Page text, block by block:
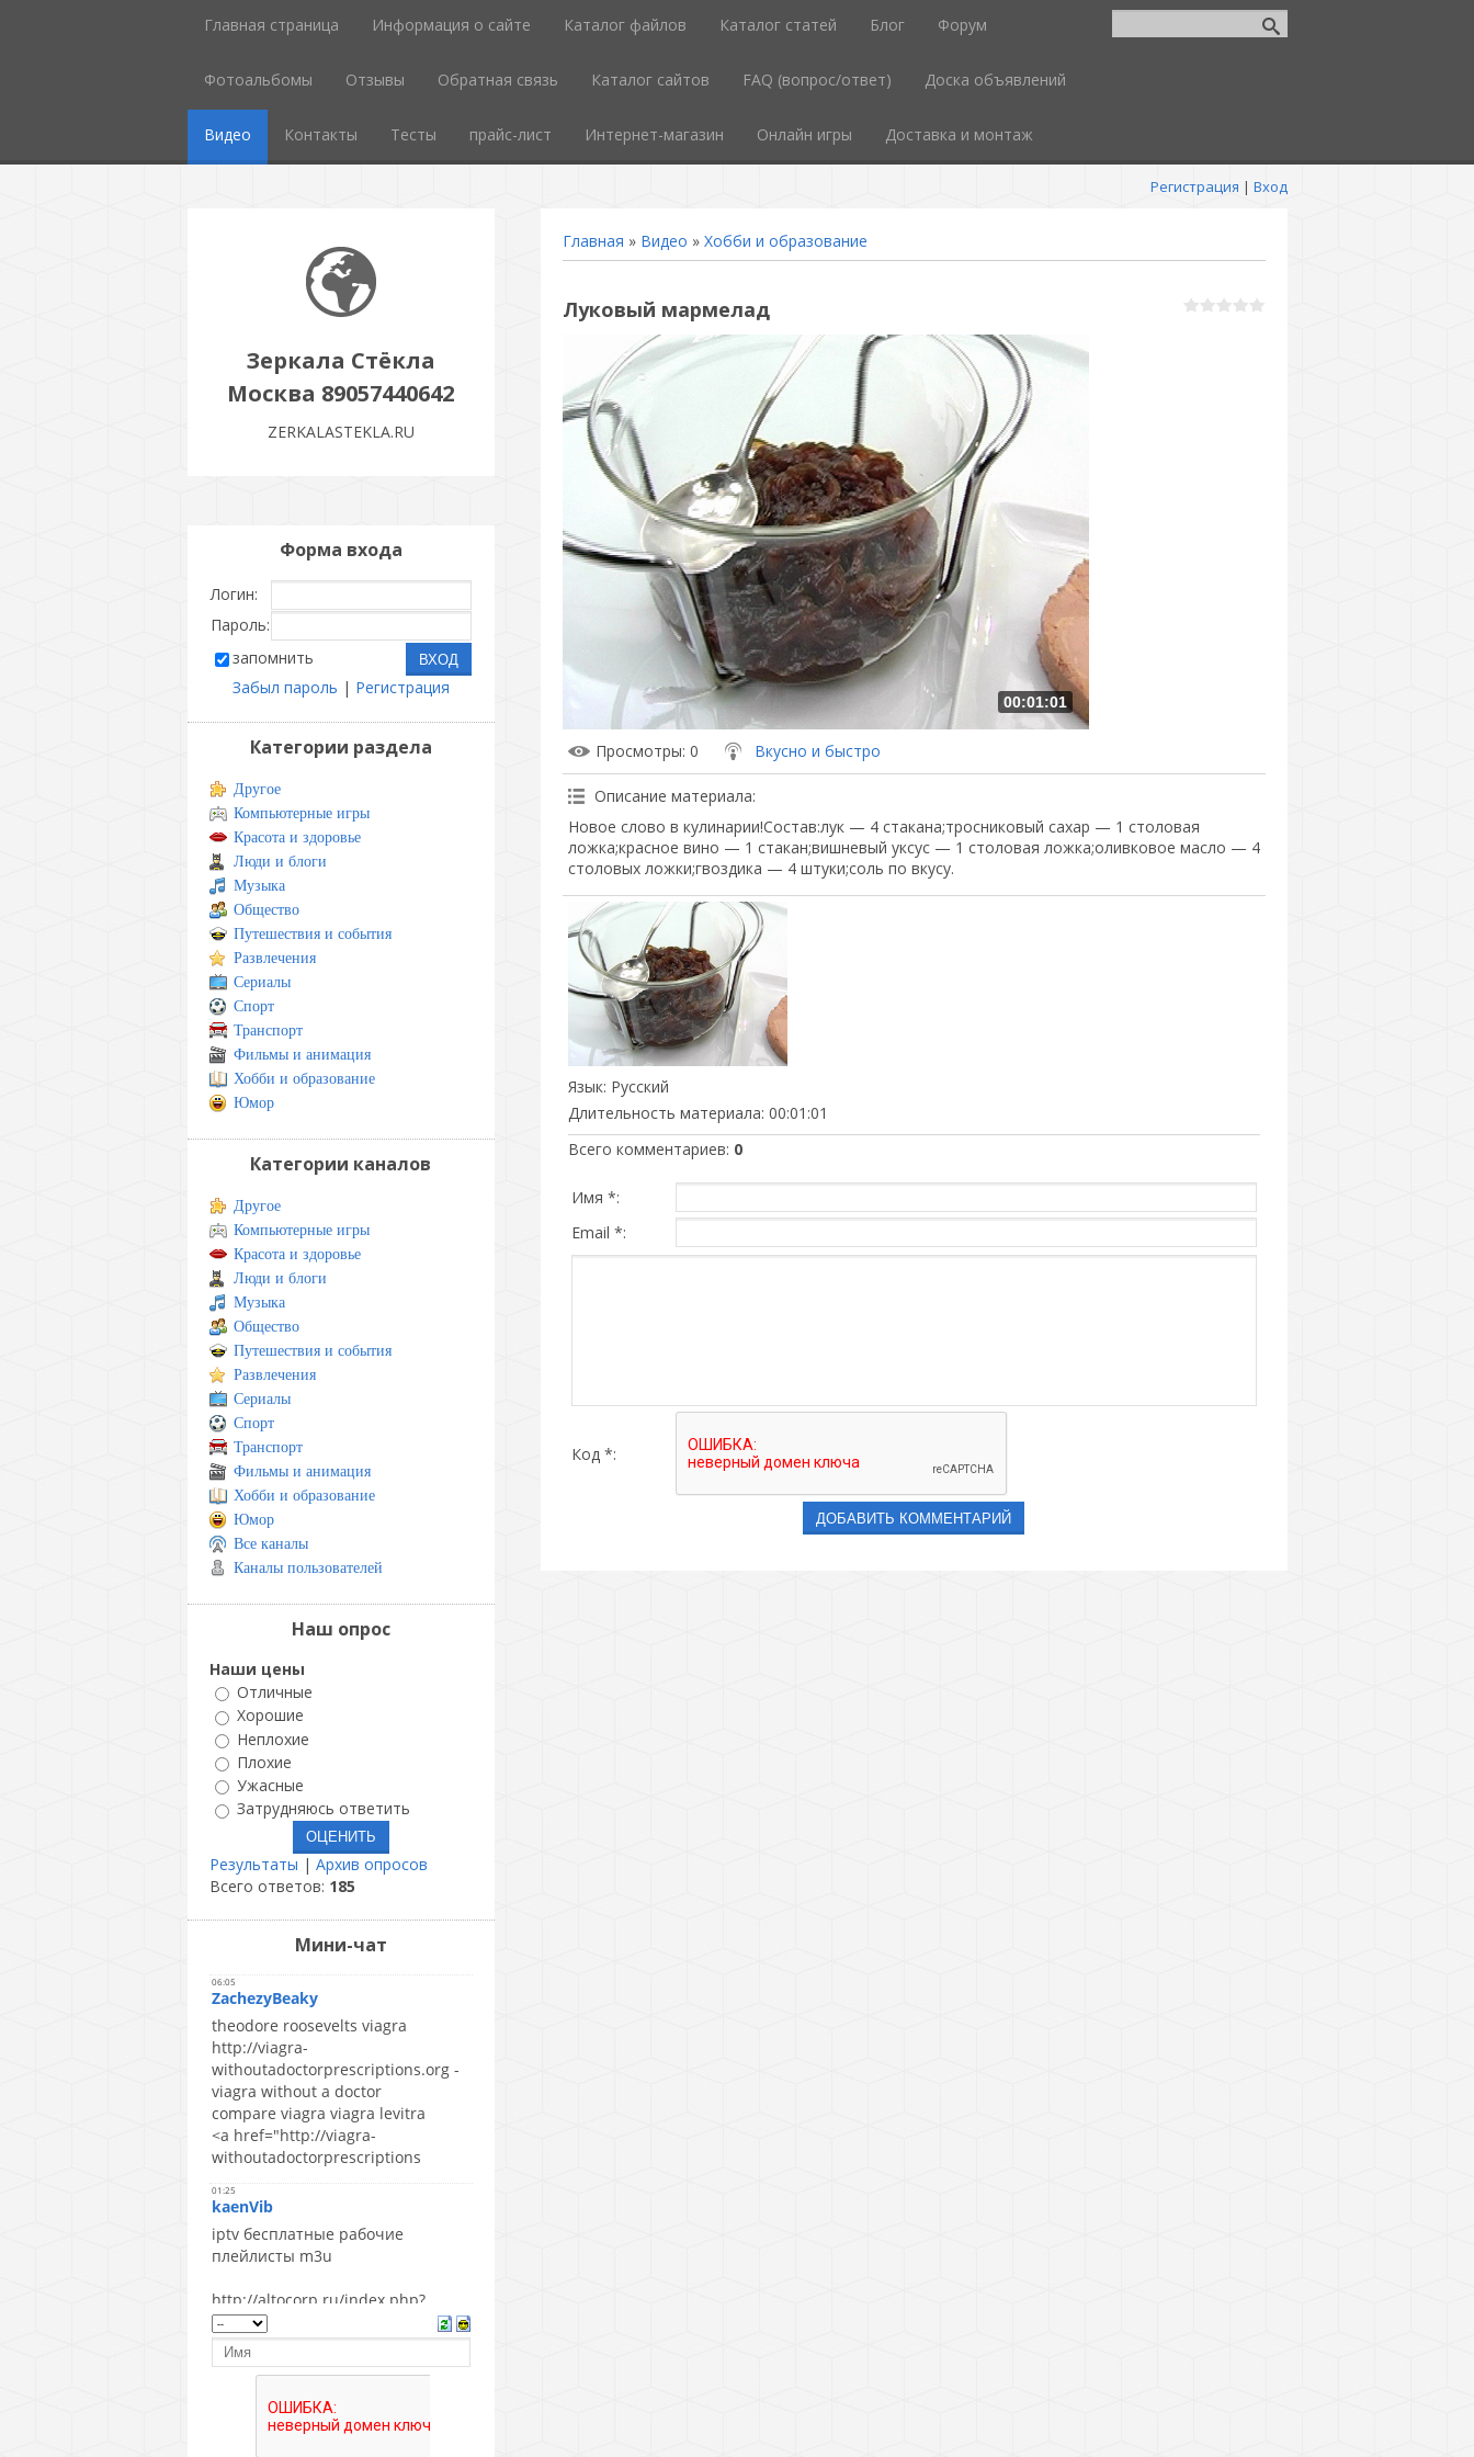
Главная страница Информация о сайте Каталог файлов Каталог статей Блог Форум
Фотоальбомы Отзывы Обратная связь Каталог сайтов FAQ (вопрос/ответ) Доска объявлений
Видео Контакты Тесты прайс-лист Интернет-магазин Онлайн игры Доставка и монтаж
Регистрация | Вход
Зеркала Стёкла
Москва 89057440642
ZERKALASTEKLA.RU
Главная » Видео » Хобби и образование
Луковый мармелад
00:01:01
Просмотры: 0 Вкусно и быстро
Описание материала:
Новое слово в кулинарии!Состав:лук — 4 стакана;тросниковый сахар — 1 столовая
ложка;красное вино — 1 стакан;вишневый уксус — 1 столовая ложка;оливковое масло — 4
столовых ложки;гвоздика — 4 штуки;соль по вкусу.
Язык: Русский
Длительность материала: 00:01:01
Всего комментариев: 0
Имя *:
Email *:
Код *:
Форма входа
Логин:
Пароль:
запомнить
Забыл пароль | Регистрация
Категории раздела
Другое
Компьютерные игры
Красота и здоровье
Люди и блоги
Музыка
Общество
Путешествия и события
Развлечения
Сериалы
Спорт
Транспорт
Фильмы и анимация
Хобби и образование
Юмор
Категории каналов
Другое
Компьютерные игры
Красота и здоровье
Люди и блоги
Музыка
Общество
Путешествия и события
Развлечения
Сериалы
Спорт
Транспорт
Фильмы и анимация
Хобби и образование
Юмор
Все каналы
Каналы пользователей
Наш опрос
Наши цены
Отличные
Хорошие
Неплохие
Плохие
Ужасные
Затрудняюсь ответить
Результаты | Архив опросов
Всего ответов: 185
Мини-чат